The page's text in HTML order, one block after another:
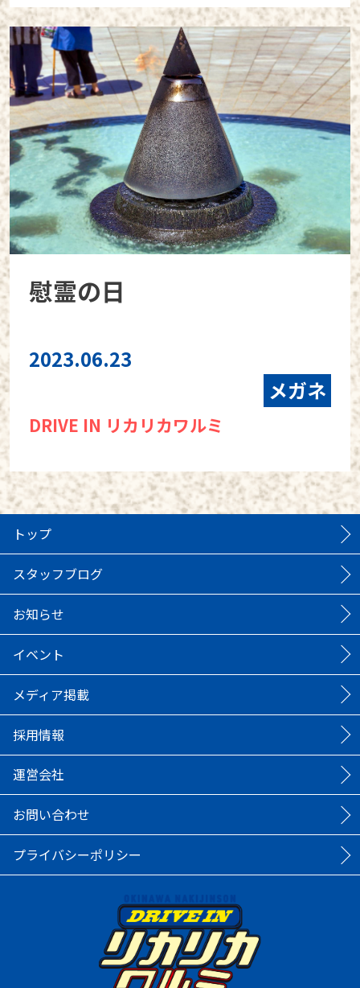
慰霊の日
2023.06.23
メガネ
DRIVE IN リカリカワルミ
トップ
スタッフブログ
お知らせ
イベント
メディア掲載
採用情報
運営会社
お問い合わせ
プライバシーポリシー